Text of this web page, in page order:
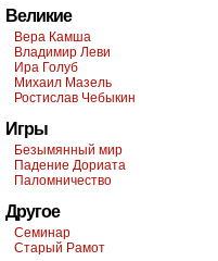
Великие
Вера Камша
Владимир Леви
Ира Голуб
Михаил Мазель
Ростислав Чебыкин
Игры
Безымянный мир
Падение Дориата
Паломничество
Другое
Семинар
Старый Рамот